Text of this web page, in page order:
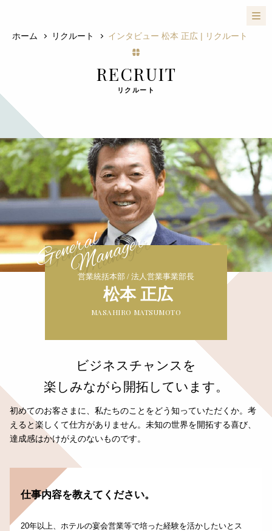
ホーム リクルート インタビュー 松本 正広 | リクルート
RECRUIT
リクルート
営業統括本部 / 法人営業事業部長
松本 正広
MASAHIRO MATSUMOTO
GeneralManager
ビジネスチャンスを
楽しみながら開拓しています。
初めてのお客さまに、私たちのことをどう知っていただくか。 考
えると楽しくて仕方がありません。 未知の世界を開拓する喜び、
達成感はかけがえのないものです。
仕事内容を教えてください。
20年以上、ホテルの宴会営業等で培った経験を活かしたいとス